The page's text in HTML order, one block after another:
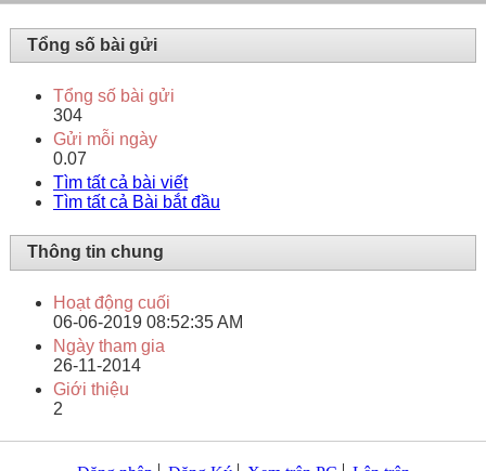
Tổng số bài gửi
Tổng số bài gửi
304
Gửi mỗi ngày
0.07
Tìm tất cả bài viết
Tìm tất cả Bài bắt đầu
Thông tin chung
Hoạt động cuối
06-06-2019 08:52:35 AM
Ngày tham gia
26-11-2014
Giới thiệu
2